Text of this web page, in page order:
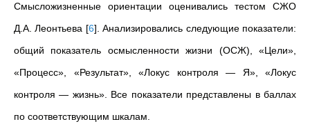
Смысложизненные ориентации оценивались тестом СЖО
Д.А. Леонтьева [6] . Анализировались следующие показатели:
общий показатель осмысленности жизни (ОСЖ), «Цели»,
«Процесс», «Результат», «Локус контроля — Я», «Локус
контроля — жизнь». Все показатели представлены в баллах
по соответствующим шкалам.